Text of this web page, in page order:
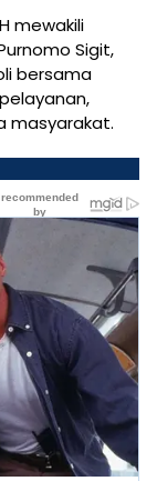
mewakili
Sigit,
bersama
masyarakat.